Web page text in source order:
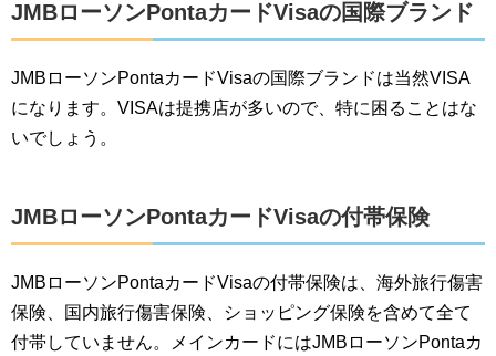
JMBローソンPontaカードVisaの国際ブランド
JMBローソンPontaカードVisaの国際ブランドは当然VISA
になります。VISAは提携店が多いので、特に困ることはな
いでしょう。
JMBローソンPontaカードVisaの付帯保険
JMBローソンPontaカードVisaの付帯保険は、海外旅行傷害
保険、国内旅行傷害保険、ショッピング保険を含めて全て
付帯していません。メインカードにはJMBローソンPontaカ